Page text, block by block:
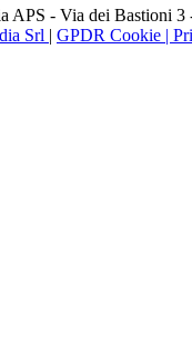
- Via dei Bastioni 3
Srl | GPDR Cookie |